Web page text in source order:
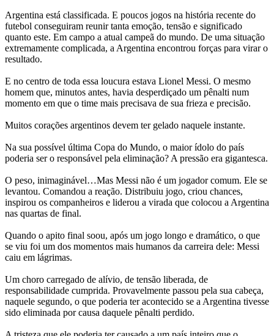
Argentina está classificada. E poucos jogos na história recente do
futebol conseguiram reunir tanta emoção, tensão e significado
quanto este. Em campo a atual campeã do mundo. De uma situação
extremamente complicada, a Argentina encontrou forças para virar o
resultado.
E no centro de toda essa loucura estava Lionel Messi. O mesmo
homem que, minutos antes, havia desperdiçado um pênalti num
momento em que o time mais precisava de sua frieza e precisão.
Muitos corações argentinos devem ter gelado naquele instante.
Na sua possível última Copa do Mundo, o maior ídolo do país
poderia ser o responsável pela eliminação? A pressão era gigantesca.
O peso, inimaginável…Mas Messi não é um jogador comum. Ele se
levantou. Comandou a reação. Distribuiu jogo, criou chances,
inspirou os companheiros e liderou a virada que colocou a Argentina
nas quartas de final.
Quando o apito final soou, após um jogo longo e dramático, o que
se viu foi um dos momentos mais humanos da carreira dele: Messi
caiu em lágrimas.
Um choro carregado de alívio, de tensão liberada, de
responsabilidade cumprida. Provavelmente passou pela sua cabeça,
naquele segundo, o que poderia ter acontecido se a Argentina tivesse
sido eliminada por causa daquele pênalti perdido.